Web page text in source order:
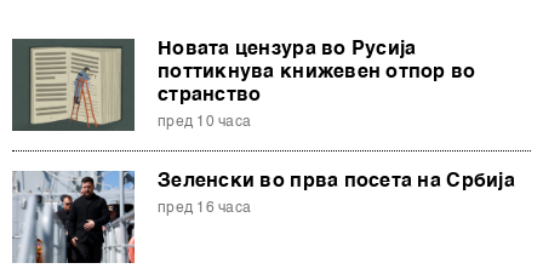
Новата цензура во Русија
поттикнува книжевен отпор во
странство
пред 10 часа
Зеленски во прва посета на Србија
пред 16 часа